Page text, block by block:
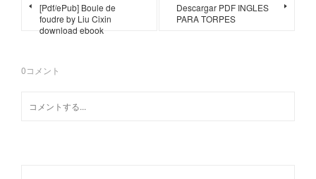
[Pdf/ePub] Boule de
foudre by Liu Cixin
download ebook
Descargar PDF INGLES
PARA TORPES
0コメント